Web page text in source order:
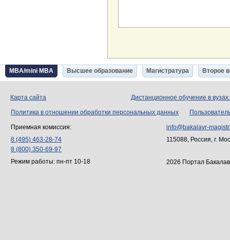
MBA/mini MBA Высшее образование Магистратура Второе
Карта сайта Дистанционное обучение в
Политика в отношении обработки персональных данных
Приемная комиссия:
8 (495) 463-28-74
8 (800) 350-69-97
Режим работы: пн-пт 10-18
info@bakalavr-
115088, Россия, г.
2026 Портал